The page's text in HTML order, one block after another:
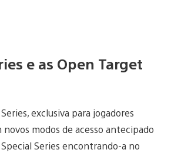
e as Open Target
exclusiva para jogadores
modos de acesso antecipado
Series encontrando-a no